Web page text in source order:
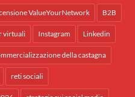
ValueYourNetwork B2B
virtuali Instagram Linkedin
della castagna
reti sociali